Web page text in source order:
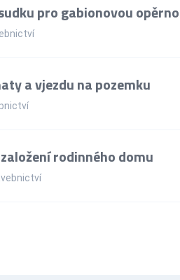
pro gabionovou
a vjezdu na pozemku
rodinného domu